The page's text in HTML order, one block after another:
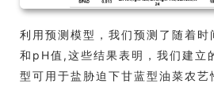
利用预测模型，我们预测了随着
和pH值,这些结果表明，我们建立
型可用于盐胁迫下甘蓝型油菜农艺